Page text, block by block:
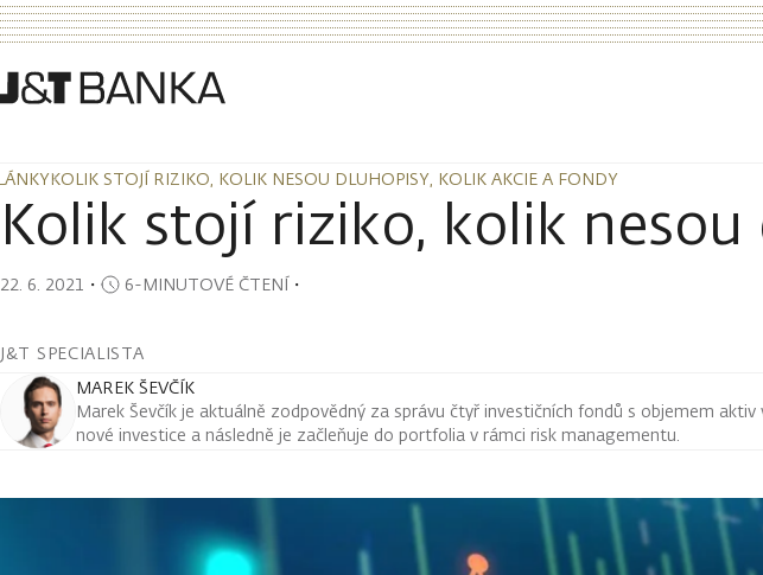
KOLIK STOJÍ RIZIKO, KOLIK NESOU DLUHOPISY, KOLIK AKCIE A FONDY
KOLIK STOJÍ RIZIKO, KOLIK NESOU DLUHOPISY, KOLIK AKCIE A FONDY
Kolik stojí riziko, kolik
22. 6. 2021 ・ 6-MINUTOVÉ ČTENÍ・
J&T SPECIALISTA
MAREK ŠEVČÍK
Marek Ševčík je aktuálně zodpovědný za správu čtyř investičních fondů s objemem
nové investice a následně je začleňuje do portfolia v rámci risk managementu.